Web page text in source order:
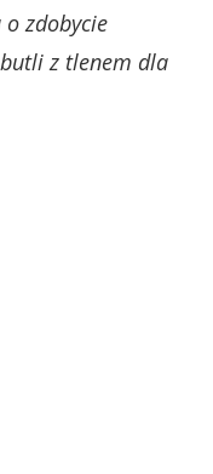
zdobycie
z tlenem dla